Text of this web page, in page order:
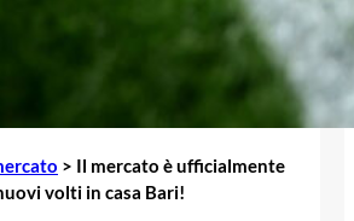
> Il mercato è ufficialmente
volti in casa Bari!